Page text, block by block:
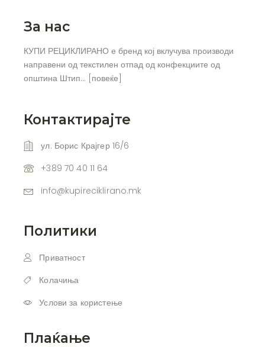
За нас
КУПИ РЕЦИКЛИРАНО е бренд кој вклучува производи
направени од текстилен отпад од конфекциите од
општина Штип… [повеќе]
Контактирајте
ул. Борис Крајгер 16/6
+389 70 40 11 64
info@kupireciklirano.mk
Политики
Приватност
Колачиња
Услови за користење
Плаќање